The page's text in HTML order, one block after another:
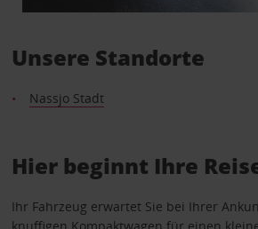
Unsere Standorte
Nassjo Stadt
Hier beginnt Ihre
Ihr Fahrzeug erwartet Sie bei Ihrer
knuffigen Kompaktwagen für einen